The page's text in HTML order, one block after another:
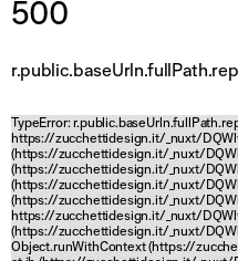
500
TypeError:
https://zucchettidesign.it/_nuxt/
(https://zucchettidesign.it/_nuxt/
(https://zucchettidesign.it/_nuxt/
(https://zucchettidesign.it/_nuxt/
(https://zucchettidesign.it/_nuxt/
https://zucchettidesign.it/_nuxt/
(https://zucchettidesign.it/_nuxt/
Object.runWithContext (https://